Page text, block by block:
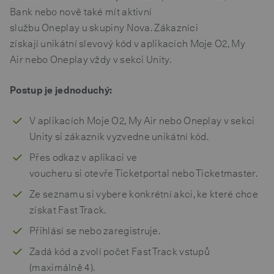
Bank nebo nově také mít aktivní
službu Oneplay u skupiny Nova. Zákazníci
získají unikátní slevový kód v aplikacích Moje O2, My
Air nebo Oneplay vždy v sekci Unity.
Postup je jednoduchý:
V aplikacích Moje O2, My Air nebo Oneplay v sekci
Unity si zákazník vyzvedne unikátní kód.
Přes odkaz v aplikaci ve
voucheru si otevře Ticketportal nebo Ticketmaster.
Ze seznamu si vybere konkrétní akci, ke které chce
získat Fast Track.
Přihlásí se nebo zaregistruje.
Zadá kód a zvolí počet Fast Track vstupů
(maximálně 4).